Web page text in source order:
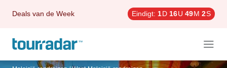
Deals van de Week Eindigt: 1D 16U 49M 1S